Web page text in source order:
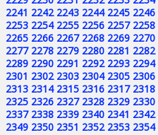
2241 2242 2243 2244 2245 2246
2253 2254 2255 2256 2257 2258
2265 2266 2267 2268 2269 2270
2277 2278 2279 2280 2281 2282
2289 2290 2291 2292 2293 2294
2301 2302 2303 2304 2305 2306
2313 2314 2315 2316 2317 2318
2325 2326 2327 2328 2329 2330
2337 2338 2339 2340 2341 2342
2349 2350 2351 2352 2353 2354